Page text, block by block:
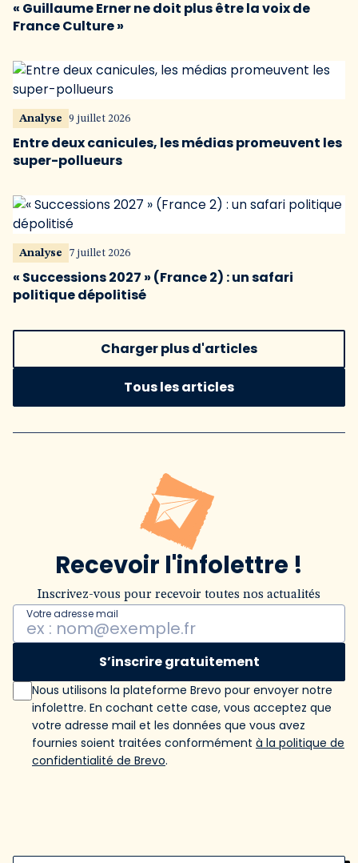
« Guillaume Erner ne doit plus être la voix de
France Culture »
Analyse 9 juillet 2026
Entre deux canicules, les médias promeuvent les
super-pollueurs
Analyse 7 juillet 2026
« Successions 2027 » (France 2) : un safari
politique dépolitisé
Charger plus d'articles
Tous les articles
Recevoir l'infolettre !
Inscrivez-vous pour recevoir toutes nos actualités
Votre adresse mail
S’inscrire gratuitement
Nous utilisons la plateforme Brevo pour envoyer notre
infolettre. En cochant cette case, vous acceptez que
votre adresse mail et les données que vous avez
fournies soient traitées conformément à la politique de
confidentialité de Brevo.